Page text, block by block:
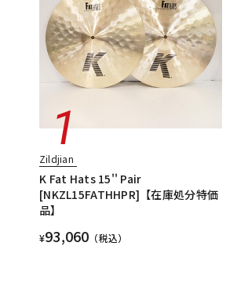
Zildjian
K Fat Hats 15'' Pair
[NKZL15FATHHPR]【在庫処分特価
品】
¥93,060 （税込）